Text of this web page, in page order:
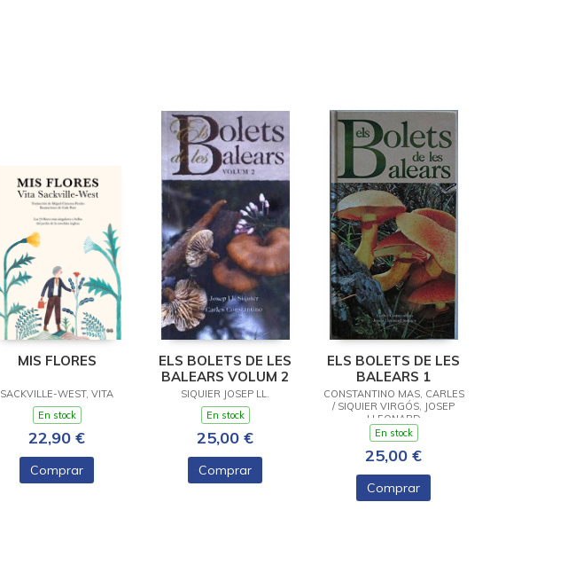
MIS FLORES
SACKVILLE-WEST, VITA
En stock
22,90 €
Comprar
ELS BOLETS DE LES
BALEARS VOLUM 2
SIQUIER JOSEP LL.
En stock
25,00 €
Comprar
ELS BOLETS DE LES
BALEARS 1
CONSTANTINO MAS, CARLES
/ SIQUIER VIRGÓS, JOSEP
LLEONARD
En stock
25,00 €
Comprar